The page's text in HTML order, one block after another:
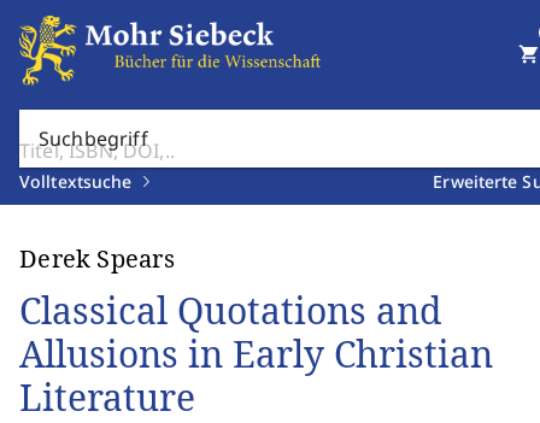
Suchbegriff
Volltextsuche Erweiterte
shopping_cart
Derek Spears
Classical Quotations and
Allusions in Early Christian
Literature